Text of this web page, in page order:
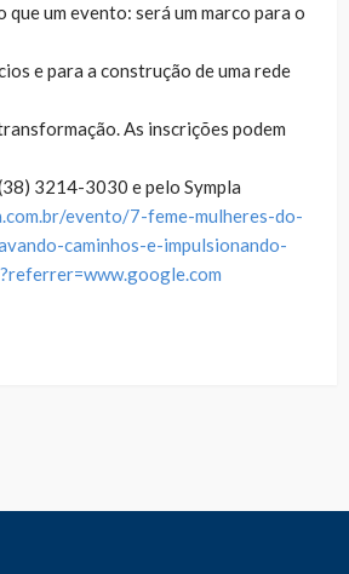
que um evento: será um marco para o
e para a construção de uma rede
As inscrições podem
3214-3030 e pelo Sympla
evento/7-feme-mulheres-do-
caminhos-e-impulsionando-